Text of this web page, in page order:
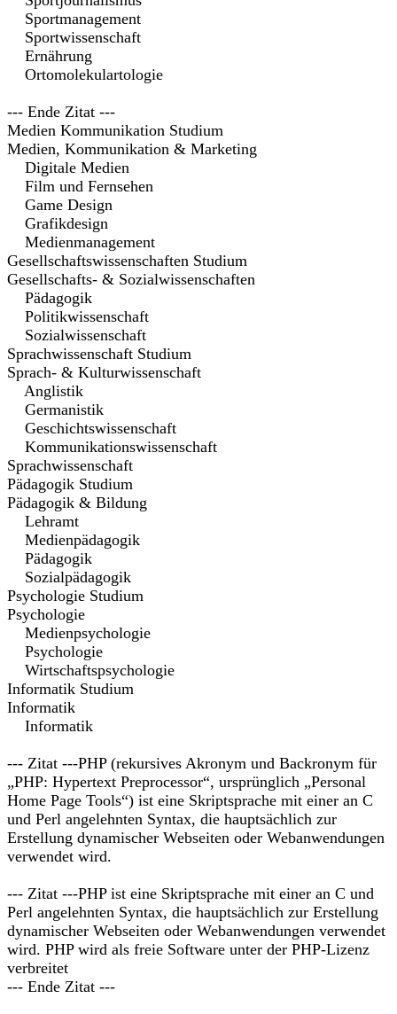
Sportmanagement
Sportwissenschaft
Ernährung
Ortomolekulartologie
--- Ende Zitat ---
Medien Kommunikation Studium
Medien, Kommunikation & Marketing
Digitale Medien
Film und Fernsehen
Game Design
Grafikdesign
Medienmanagement
Gesellschaftswissenschaften Studium
Gesellschafts- & Sozialwissenschaften
Pädagogik
Politikwissenschaft
Sozialwissenschaft
Sprachwissenschaft Studium
Sprach- & Kulturwissenschaft
Anglistik
Germanistik
Geschichtswissenschaft
Kommunikationswissenschaft
Sprachwissenschaft
Pädagogik Studium
Pädagogik & Bildung
Lehramt
Medienpädagogik
Pädagogik
Sozialpädagogik
Psychologie Studium
Psychologie
Medienpsychologie
Psychologie
Wirtschaftspsychologie
Informatik Studium
Informatik
Informatik
--- Zitat ---PHP (rekursives Akronym und Backronym für
„PHP: Hypertext Preprocessor“, ursprünglich „Personal
Home Page Tools“) ist eine Skriptsprache mit einer an C
und Perl angelehnten Syntax, die hauptsächlich zur
Erstellung dynamischer Webseiten oder Webanwendungen
verwendet wird.
--- Zitat ---PHP ist eine Skriptsprache mit einer an C und
Perl angelehnten Syntax, die hauptsächlich zur Erstellung
dynamischer Webseiten oder Webanwendungen verwendet
wird. PHP wird als freie Software unter der PHP-Lizenz
verbreitet
--- Ende Zitat ---